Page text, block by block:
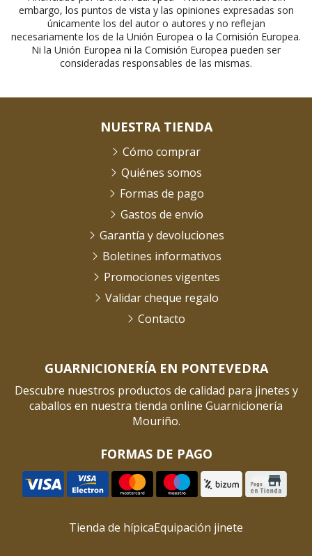
embargo, los puntos de vista y las opiniones expresadas son
únicamente los del autor o autores y no reflejan
necesariamente los de la Unión Europea o la Comisión Europea.
Ni la Unión Europea ni la Comisión Europea pueden ser
consideradas responsables de las mismas.
GUARNICIONERÍA EN PONTEVEDRA
Descubre nuestros productos de calidad para jinetes y
caballos en nuestra tienda online Guarnicionería
Mouriño.
FORMAS DE PAGO
NUESTRA TIENDA
Cómo comprar
Quiénes somos
Formas de pago
Gastos de envío
Garantía y devoluciones
Boletines informativos
Promociones vigentes
Validar cheque regalo
Contacto
Tienda de hípicaEquipación jinete